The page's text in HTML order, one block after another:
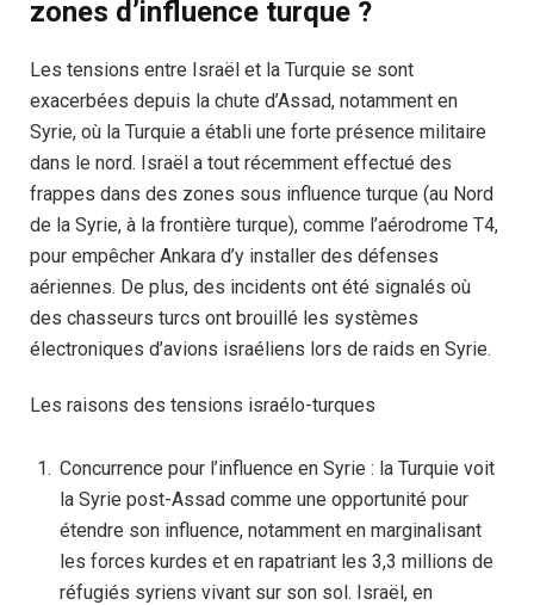
zones d’influence turque ?
Les tensions entre Israël et la Turquie se sont
exacerbées depuis la chute d’Assad, notamment en
Syrie, où la Turquie a établi une forte présence militaire
dans le nord. Israël a tout récemment effectué des
frappes dans des zones sous influence turque (au Nord
de la Syrie, à la frontière turque), comme l’aérodrome T4,
pour empêcher Ankara d’y installer des défenses
aériennes. De plus, des incidents ont été signalés où
des chasseurs turcs ont brouillé les systèmes
électroniques d’avions israéliens lors de raids en Syrie.
Les raisons des tensions israélo-turques
Concurrence pour l’influence en Syrie : la Turquie voit
la Syrie post-Assad comme une opportunité pour
étendre son influence, notamment en marginalisant
les forces kurdes et en rapatriant les 3,3 millions de
réfugiés syriens vivant sur son sol. Israël, en